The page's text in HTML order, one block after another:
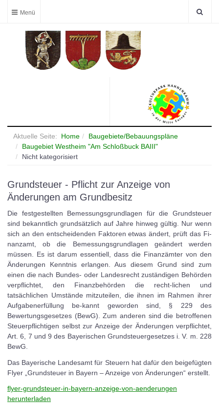
Aktuelle Seite: Home
Baugebiete/Bebauungspläne
Baugebiet Westheim "Am Schloßbuck BAIII"
Nicht kategorisiert
Grundsteuer - Pflicht zur Anzeige von
Änderungen am Grundbesitz
Die festgestellten Bemessungsgrundlagen für die Grundsteuer
sind bekanntlich grundsätzlich auf Jahre hinweg gültig. Nur wenn
sich an den entscheidenden Faktoren etwas ändert, prüft das Fi-
nanzamt, ob die Bemessungsgrundlagen geändert werden
müssen. Es ist darum essentiell, dass die Finanzämter von den
Änderungen Kenntnis erlangen. Aus diesem Grund sind zum
einen die nach Bundes- oder Landesrecht zuständigen Behörden
verpflichtet, den Finanzbehörden die recht-lichen und
tatsächlichen Umstände mitzuteilen, die ihnen im Rahmen ihrer
Aufgabenerfüllung be-kannt geworden sind, § 229 des
Bewertungsgesetzes (BewG). Zum anderen sind die betroffenen
Steuerpflichtigen selbst zur Anzeige der Änderungen verpflichtet,
Art. 6, 7 und 9 des Bayerischen Grundsteuergesetzes i. V. m. 228
BewG.
Das Bayerische Landesamt für Steuern hat dafür den beigefügten
Flyer „Grundsteuer in Bayern – Anzeige von Änderungen“ erstellt.
flyer-grundsteuer-in-bayern-anzeige-von-aenderungen
herunterladen